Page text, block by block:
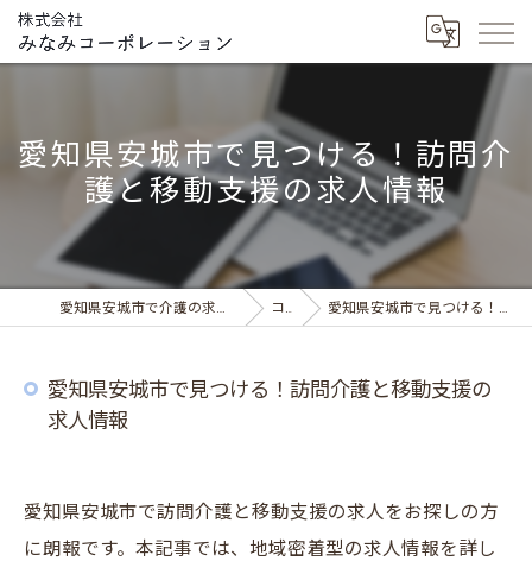
愛知県安城市で見つける！訪問介
護と移動支援の求人情報
愛知県安城市で介護の求人ならデイサービス みなみの風 コラム 愛知県安城市で見つける！訪問介護と移動支援の求人情報
愛知県安城市で見つける！訪問介護と移動支援の
求人情報
愛知県安城市で訪問介護と移動支援の求人をお探しの方
に朗報です。本記事では、地域密着型の求人情報を詳し